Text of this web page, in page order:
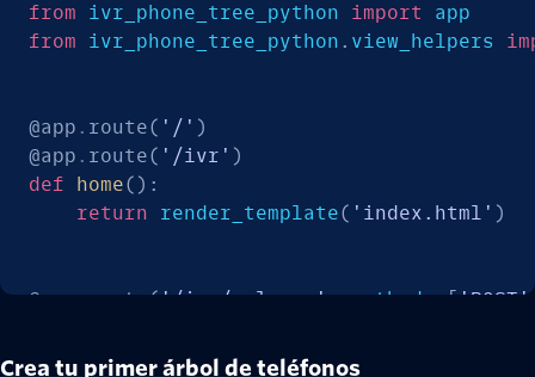
from ivr_phone_tree_python import
from ivr_phone_tree_python . view_helpers
@app . route( '/' )
@app . route( '/ivr' )
def
home( ) :
return render_template( 'index.html' )
@app.route('/ivr/welcome', methods=['POST'
    response
= VoiceResponse
Crea tu primer árbol de teléfonos